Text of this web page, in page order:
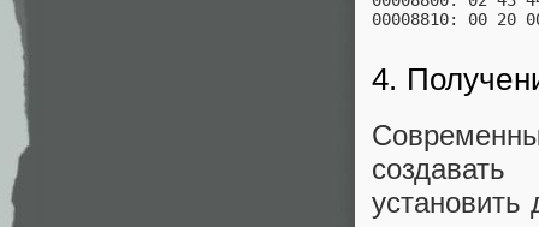
00008810: 00 20
4.